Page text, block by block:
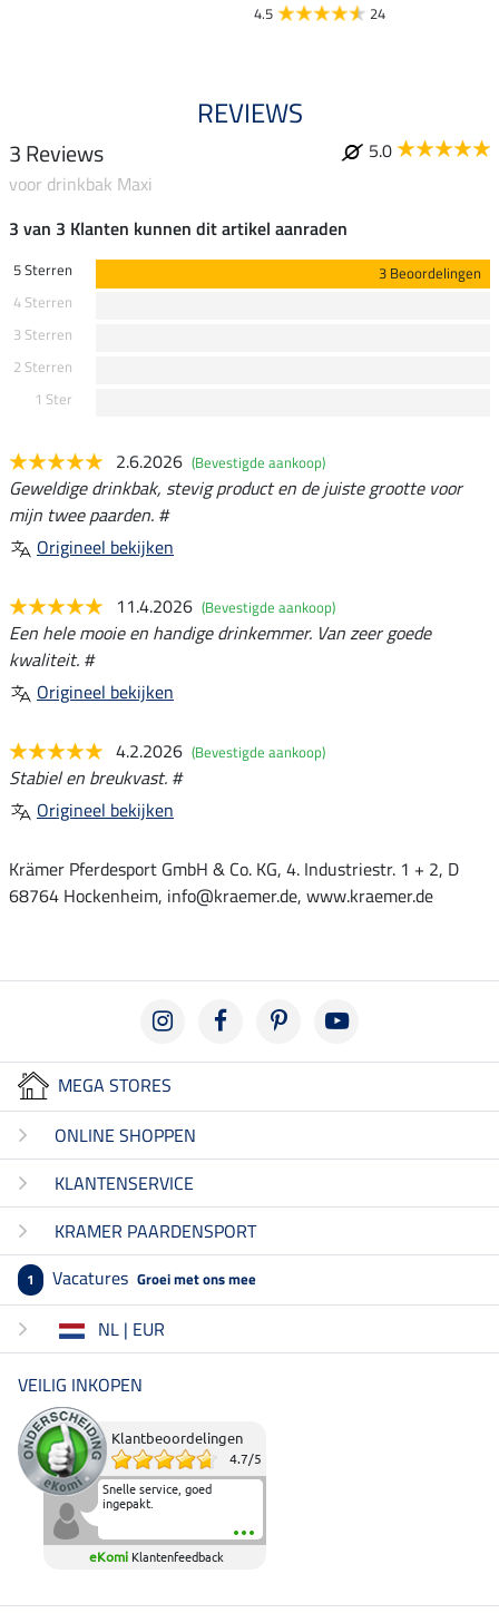
4.5 24
REVIEWS
3 Reviews
5.0
voor drinkbak Maxi
3 van 3 Klanten kunnen dit artikel aanraden
5 Sterren
3 Beoordelingen
4 Sterren
3 Sterren
2 Sterren
1 Ster
2.6.2026 (Bevestigde aankoop)
Geweldige drinkbak, stevig product en de juiste grootte voor
mijn twee paarden. #
Origineel bekijken
11.4.2026 (Bevestigde aankoop)
Een hele mooie en handige drinkemmer. Van zeer goede
kwaliteit. #
Origineel bekijken
4.2.2026 (Bevestigde aankoop)
Stabiel en breukvast. #
Origineel bekijken
Krämer Pferdesport GmbH & Co. KG, 4. Industriestr. 1 + 2, D
68764 Hockenheim, info@kraemer.de, www.kraemer.de
MEGA STORES
ONLINE SHOPPEN
KLANTENSERVICE
KRAMER PAARDENSPORT
1 Vacatures Groei met ons mee
NL | EUR
VEILIG INKOPEN
Klantbeoordelingen
4.7/5
Snelle service, goed
ingepakt.
eKomi Klantenfeedback